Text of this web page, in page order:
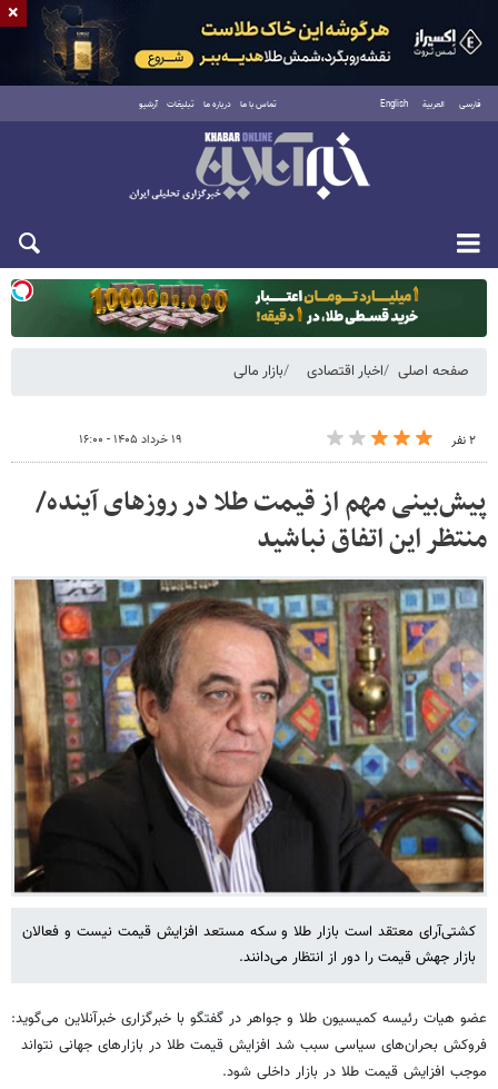
فارسی العربية English تماس با ما درباره ما تبلیغات آرشیو
یکشنبه ۱۸ مرداد ۱۴۰۵
صفحه اصلی اخبار اقتصادی بازار مالی
۲ نفر ۱۹ خرداد ۱۴۰۵ - ۱۶:۰۰
پیش‌بینی مهم از قیمت طلا در روزهای آینده/
منتظر این اتفاق نباشید
کشتی‌آرای معتقد است بازار طلا و سکه مستعد افزایش قیمت نیست و فعالان
بازار جهش قیمت را دور از انتظار می‌دانند.
عضو هیات رئیسه‌ کمیسیون طلا و جواهر در گفتگو با خبرگزاری خبرآنلاین می‌گوید:
فروکش بحران‌های سیاسی سبب شد افزایش قیمت طلا در بازارهای جهانی نتواند
موجب افزایش قیمت طلا در بازار داخلی شود.
×